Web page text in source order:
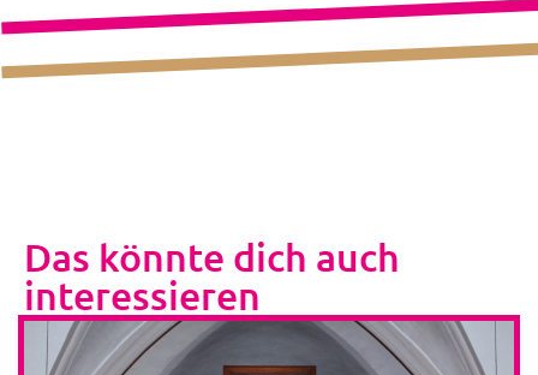
Das könnte dich auch
interessieren